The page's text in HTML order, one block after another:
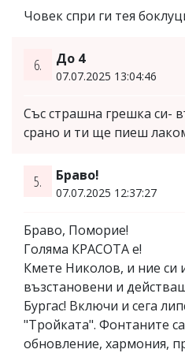
Човек спри ги тея
6. До 4
07.07.2025 13:04:46
Със страшна грешка си-
срано и ти ще пиеш
5. Браво!
07.07.2025 12:37:27
Браво, Поморие!
Голяма КРАСОТА е!
Кмете Николов, и ние си
възстановени и
Бургас! Включи и сега
"Тройката". Фонтаните
обновление, хармония,